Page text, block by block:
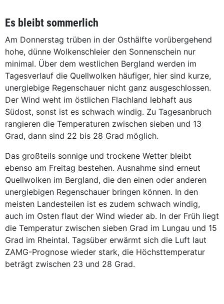
Es bleibt sommerlich
Am Donnerstag trüben in der Osthälfte vorübergehend
hohe, dünne Wolkenschleier den Sonnenschein nur
minimal. Über dem westlichen Bergland werden im
Tagesverlauf die Quellwolken häufiger, hier sind kurze,
unergiebige Regenschauer nicht ganz ausgeschlossen.
Der Wind weht im östlichen Flachland lebhaft aus
Südost, sonst ist es schwach windig. Zu Tagesanbruch
rangieren die Temperaturen zwischen sieben und 13
Grad, dann sind 22 bis 28 Grad möglich.
Das großteils sonnige und trockene Wetter bleibt
ebenso am Freitag bestehen. Ausnahme sind erneut
Quellwolken im Bergland, die den einen oder anderen
unergiebigen Regenschauer bringen können. In den
meisten Landesteilen ist es zudem schwach windig,
auch im Osten flaut der Wind wieder ab. In der Früh liegt
die Temperatur zwischen sieben Grad im Lungau und 15
Grad im Rheintal. Tagsüber erwärmt sich die Luft laut
ZAMG-Prognose wieder stark, die Höchsttemperatur
beträgt zwischen 23 und 28 Grad.